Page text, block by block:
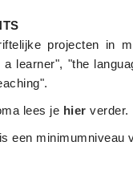
projecten in
learner", "the
lees je hier verder.
een minimumniveau